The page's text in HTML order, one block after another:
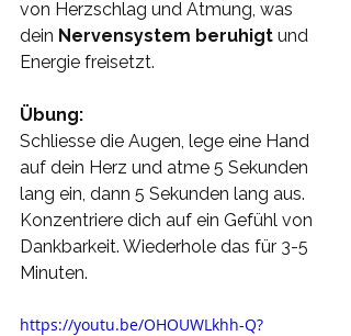
von Herzschlag und Atmung, was
dein Nervensystem beruhigt und
Energie freisetzt.
Übung:
Schliesse die Augen, lege eine Hand
auf dein Herz und atme 5 Sekunden
lang ein, dann 5 Sekunden lang aus.
Konzentriere dich auf ein Gefühl von
Dankbarkeit. Wiederhole das für 3-5
Minuten.
https://youtu.be/OHOUWLkhh-Q?